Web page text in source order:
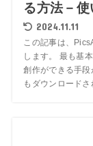
る方法－
2024.11.11
この記事は、
します。 最も基
創作ができる手
もダウンロードさ